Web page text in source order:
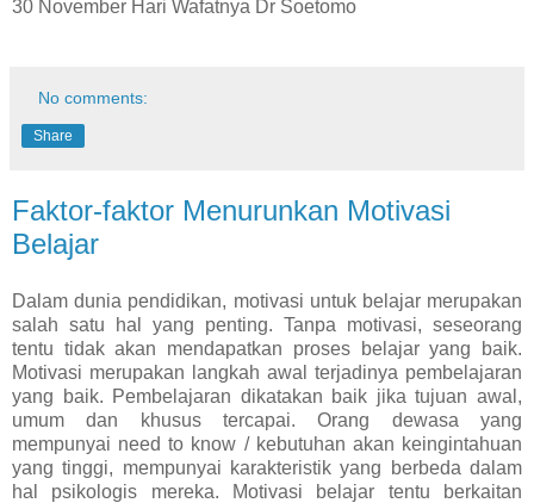
30 November Hari Wafatnya Dr Soetomo
No comments:
Share
Faktor-faktor Menurunkan Motivasi
Belajar
Dalam dunia pendidikan, motivasi untuk belajar merupakan
salah satu hal yang penting. Tanpa motivasi, seseorang
tentu tidak akan mendapatkan proses belajar yang baik.
Motivasi merupakan langkah awal terjadinya pembelajaran
yang baik. Pembelajaran dikatakan baik jika tujuan awal,
umum dan khusus tercapai. Orang dewasa yang
mempunyai need to know / kebutuhan akan keingintahuan
yang tinggi, mempunyai karakteristik yang berbeda dalam
hal psikologis mereka.
Motivasi belajar tentu berkaitan